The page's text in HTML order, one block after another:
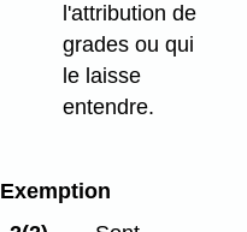
l'attribution de
grades ou qui
le laisse
entendre.
Exemption